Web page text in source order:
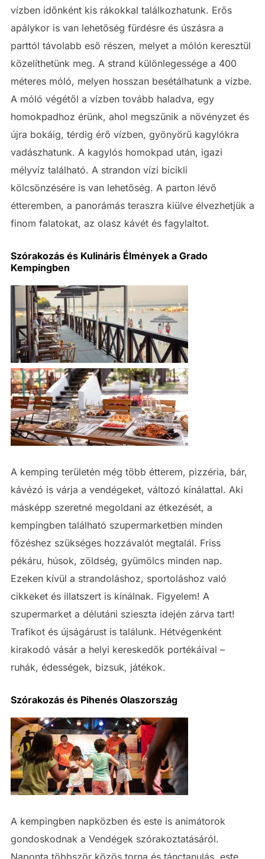
vízben időnként kis rákokkal találkozhatunk. Erős
apálykor is van lehetőség fürdésre és úszásra a
parttól távolabb eső részen, melyet a mólón keresztül
közelíthetünk meg. A strand különlegessége a 400
méteres móló, melyen hosszan besétálhatunk a vízbe.
A móló végétől a vízben tovább haladva, egy
homokpadhoz érünk, ahol megszűnik a növényzet és
újra bokáig, térdig érő vízben, gyönyörű kagylókra
vadászhatunk. A kagylós homokpad után, igazi
mélyvíz található. A strandon vízi bicikli
kölcsönzésére is van lehetőség. A parton lévő
étteremben, a panorámás teraszra kiülve élvezhetjük a
finom falatokat, az olasz kávét és fagylaltot.
Szórakozás és Kulináris Élmények a Grado
Kempingben
A kemping területén még több étterem, pizzéria, bár,
kávézó is várja a vendégeket, változó kínálattal. Aki
másképp szeretné megoldani az étkezését, a
kempingben található szupermarketben minden
főzéshez szükséges hozzávalót megtalál. Friss
pékáru, húsok, zöldség, gyümölcs minden nap.
Ezeken kívül a strandoláshoz, sportoláshoz való
cikkeket és illatszert is kínálnak. Figyelem! A
szupermarket a délutáni szieszta idején zárva tart!
Trafikot és újságárust is találunk. Hétvégenként
kirakodó vásár a helyi kereskedők portékáival –
ruhák, édességek, bizsuk, játékok.
Szórakozás és Pihenés Olaszország
A kempingben napközben és este is animátorok
gondoskodnak a Vendégek szórakoztatásáról.